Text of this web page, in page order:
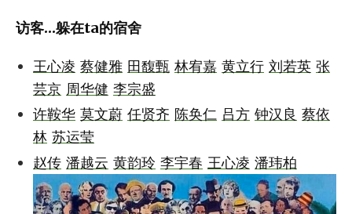
访客...躲在ta的宿舍
王心凌 蔡健雅 田馥甄 林宥嘉 黄立行 刘若英 张
芸京 周华健 李宗盛
许鞍华 莫文蔚 任贤齐 陈奂仁 吕方 钟汉良 蔡依
林 苏运莹
赵传 潘越云 黄韵玲 李宇春 王心凌 潘玮柏